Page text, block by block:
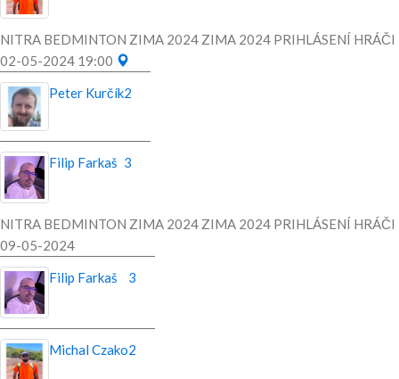
NITRA BEDMINTON ZIMA 2024 ZIMA 2024 PRIHLÁSENÍ HRÁČI
02-05-2024 19:00
Peter Kurčík2
Filip Farkaš 3
NITRA BEDMINTON ZIMA 2024 ZIMA 2024 PRIHLÁSENÍ HRÁČI
09-05-2024
Filip Farkaš
3
Michal Czako2